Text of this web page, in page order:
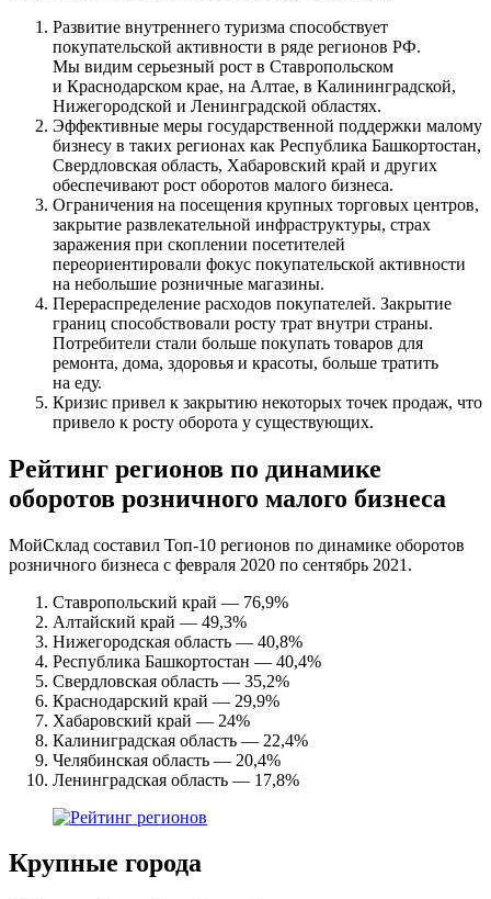
Развитие внутреннего туризма способствует
покупательской активности в ряде регионов РФ.
Мы видим серьезный рост в Ставропольском
и Краснодарском крае, на Алтае, в Калининградской,
Нижегородской и Ленинградской областях.
Эффективные меры государственной поддержки малому
бизнесу в таких регионах как Республика Башкортостан,
Свердловская область, Хабаровский край и других
обеспечивают рост оборотов малого бизнеса.
Ограничения на посещения крупных торговых центров,
закрытие развлекательной инфраструктуры, страх
заражения при скоплении посетителей
переориентировали фокус покупательской активности
на небольшие розничные магазины.
Перераспределение расходов покупателей. Закрытие
границ способствовали росту трат внутри страны.
Потребители стали больше покупать товаров для
ремонта, дома, здоровья и красоты, больше тратить
на еду.
Кризис привел к закрытию некоторых точек продаж, что
привело к росту оборота у существующих.
Рейтинг регионов по динамике
оборотов розничного малого бизнеса
МойСклад составил Топ-10 регионов по динамике оборотов
розничного бизнеса с февраля 2020 по сентябрь 2021.
Ставропольский край — 76,9%
Алтайский край — 49,3%
Нижегородская область — 40,8%
Республика Башкортостан — 40,4%
Свердловская область — 35,2%
Краснодарский край — 29,9%
Хабаровский край — 24%
Калиниградская область — 22,4%
Челябинская область — 20,4%
Ленинградская область — 17,8%
Крупные города